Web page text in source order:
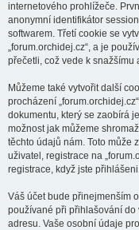
internetového prohlížeče.
anonymní identifikátor
softwarem. Třetí cookie se
„forum.orchidej.cz“, a je
přečetli, což vede k
Můžeme také vytvořit další
procházení
dokumentu, který se zaobírá
možnost jak můžeme
těchto údajů nám. Toto může
uživatel, registrace na
registrace, když jste
Váš účet bude přinejmenším
používané při přihlašování
adresu. Vaše osobní údaje